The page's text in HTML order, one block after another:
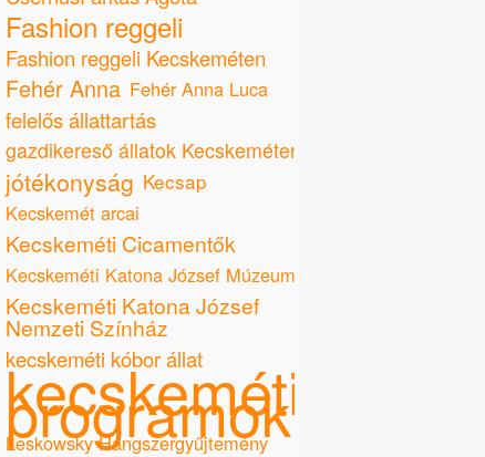
Fashion reggeli
Fashion reggeli Kecskeméten
Fehér Anna Fehér Anna Luca
felelős állattartás
gazdikereső állatok Kecskeméten
jótékonyság Kecsap
Kecskemét arcai
Kecskeméti Cicamentők
Kecskeméti Katona József Múzeum
Kecskeméti Katona József
Nemzeti Színház
kecskeméti kóbor állat
kecskeméti
programok
Leskowsky Hangszergyűjtemény